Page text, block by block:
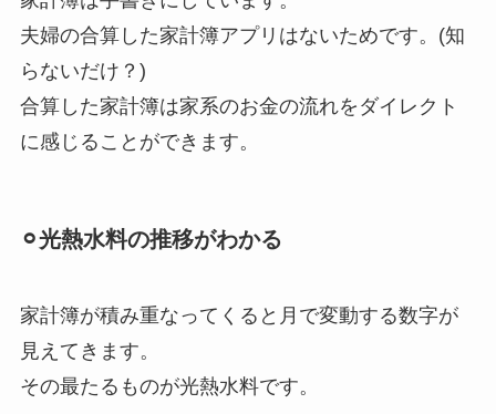
夫婦の合算した家計簿アプリはないためです。(知
らないだけ？)
合算した家計簿は家系のお金の流れをダイレクト
に感じることができます。
⚪︎光熱水料の推移がわかる
家計簿が積み重なってくると月で変動する数字が
見えてきます。
その最たるものが光熱水料です。